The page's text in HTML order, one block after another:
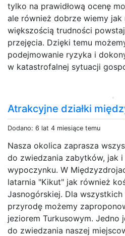
tylko na prawidłową ocenę
ale również dobrze wiemy jak
większością trudności
przejęcia. Dzięki temu
podejmowanie ryzyka i
w katastrofalnej sytuacji
Atrakcyjne działki
Dodano: 6 lat 4 miesiące temu
Nasza okolica zaprasza
do zwiedzania zabytków, jak
wypoczynku. W
latarnia "Kikut" jak również
Jasnogórskiej. Dla
przyrodę możemy
jeziorem Turkusowym. Jedno
do zwiedzania naszej